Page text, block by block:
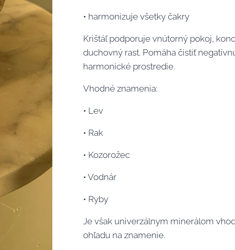
• harmonizuje všetky čakry
Krištáľ podporuje vnútorný pokoj,
duchovný rast. Pomáha čistiť
harmonické prostredie.
Vhodné znamenia:
• Lev
• Rak
• Kozorožec
• Vodnár
• Ryby
Je však univerzálnym minerálom
ohľadu na znamenie.